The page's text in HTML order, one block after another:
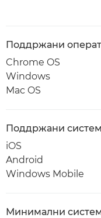
Поддржани
Chrome OS
Windows
Mac OS
Поддржани
iOS
Android
Windows Mobile
Минимални